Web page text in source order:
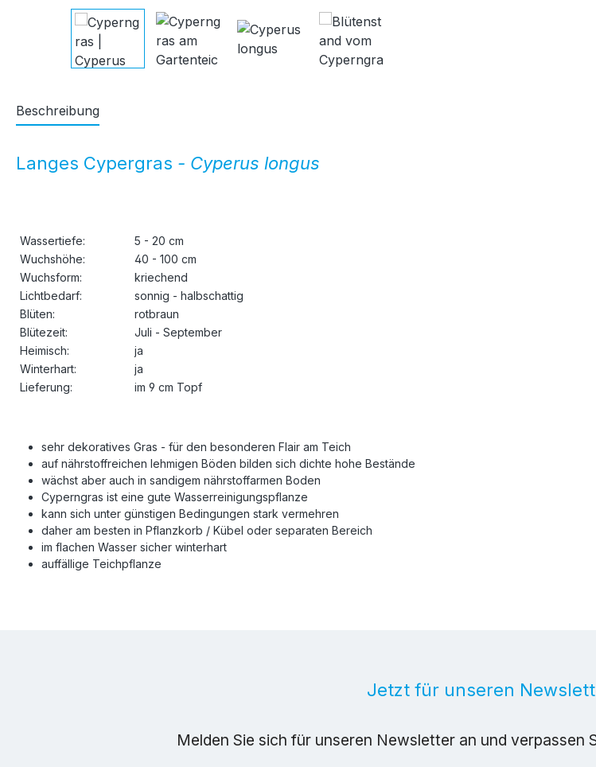
Beschreibung
Langes Cypergras - Cyperus longus
Wassertiefe:
5 - 20 cm
Wuchshöhe:
40 - 100 cm
Wuchsform:
kriechend
Lichtbedarf:
sonnig - halbschattig
Blüten:
rotbraun
Blütezeit:
Juli - September
Heimisch:
ja
Winterhart:
ja
Lieferung:
im 9 cm Topf
sehr dekoratives Gras - für den besonderen Flair am Teich
auf nährstoffreichen lehmigen Böden bilden sich dichte hohe Bestände
wächst aber auch in sandigem nährstoffarmen Boden
Cyperngras ist eine gute Wasserreinigungspflanze
kann sich unter günstigen Bedingungen stark vermehren
daher am besten in Pflanzkorb / Kübel oder separaten Bereich
im flachen Wasser sicher winterhart
auffällige Teichpflanze
Jetzt für unseren
Melden Sie sich für unseren Newsletter an und verpassen